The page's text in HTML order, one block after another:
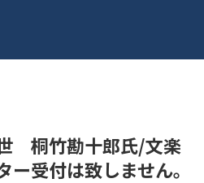
桐竹勘十郎氏/文楽
受付は致しません。